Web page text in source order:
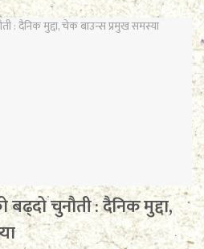
चुनौती : दैनिक मुद्दा,